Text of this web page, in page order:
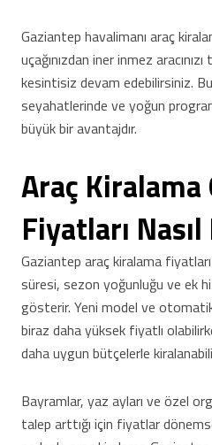
Gaziantep havalimanı araç
uçağınızdan iner inmez
kesintisiz devam edebilirsiniz.
seyahatlerinde ve yoğun
büyük bir avantajdır.
Araç Kiralama
Fiyatları
Gaziantep araç kiralama
süresi, sezon yoğunluğu ve ek
gösterir. Yeni model ve
biraz daha yüksek fiyatlı
daha uygun bütçelerle
Bayramlar, yaz ayları ve özel
talep arttığı için fiyatlar